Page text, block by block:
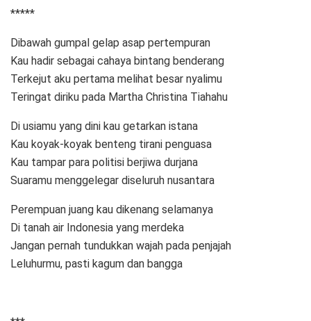
*****
Dibawah gumpal gelap asap pertempuran
Kau hadir sebagai cahaya bintang benderang
Terkejut aku pertama melihat besar nyalimu
Teringat diriku pada Martha Christina Tiahahu
Di usiamu yang dini kau getarkan istana
Kau koyak-koyak benteng tirani penguasa
Kau tampar para politisi berjiwa durjana
Suaramu menggelegar diseluruh nusantara
Perempuan juang kau dikenang selamanya
Di tanah air Indonesia yang merdeka
Jangan pernah tundukkan wajah pada penjajah
Leluhurmu, pasti kagum dan bangga